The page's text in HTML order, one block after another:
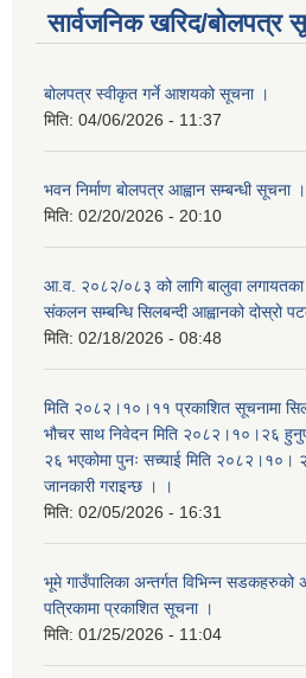
सार्वजनिक खरिद/बोलपत्र
बोलपत्र स्वीकृत गर्ने आशयको सूचना ।
मिति: 04/06/2026 - 11:37
भवन निर्माण बोलपत्र आह्वान सम्बन्धी सूचना ।
मिति: 02/20/2026 - 20:10
आ.व. २०८२/०८३ को लागि बालुवा
संकलन सम्बन्धि सिलबन्दी आह्वानको दोस्रो
मिति: 02/18/2026 - 08:48
मिति २०८२।१०।११ प्रकाशित सूचनामा
भौचर साथ निवेदन मिति २०८२।१०।२६
२६ भएकोमा पुनः सच्याई मिति २०८२।१०।
जानकारी गराइन्छ । ।
मिति: 02/05/2026 - 16:31
भूमे गाउँपालिका अन्तर्गत विभिन्न
पत्रिकामा प्रकाशित सूचना ।
मिति: 01/25/2026 - 11:04